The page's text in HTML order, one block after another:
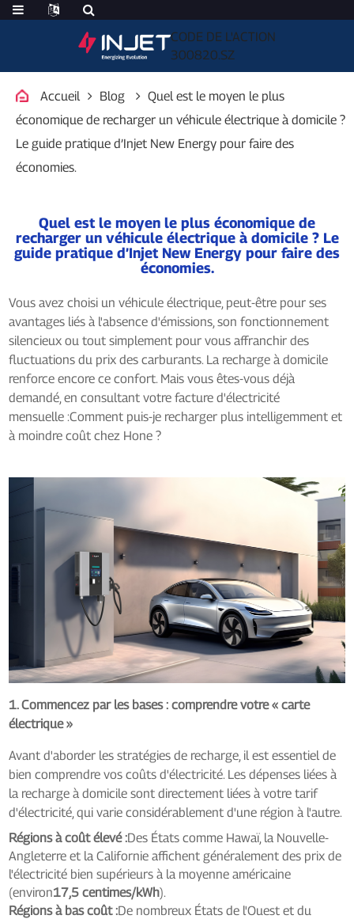
CODE DE L'ACTION
300820.SZ
Accueil Blog
Quel est le moyen le plus
économique de recharger un véhicule électrique à domicile ?
Le guide pratique d’Injet New Energy pour faire des
économies.
Quel est le moyen le plus économique de
recharger un véhicule électrique à domicile ? Le
guide pratique d’Injet New Energy pour faire des
économies.
Vous avez choisi un véhicule électrique, peut-être pour ses
avantages liés à l'absence d'émissions, son fonctionnement
silencieux ou tout simplement pour vous affranchir des
fluctuations du prix des carburants. La recharge à domicile
renforce encore ce confort. Mais vous êtes-vous déjà
demandé, en consultant votre facture d'électricité
mensuelle :Comment puis-je recharger plus intelligemment et
à moindre coût chez Hone ?
1. Commencez par les bases : comprendre votre « carte
électrique »
Avant d'aborder les stratégies de recharge, il est essentiel de
bien comprendre vos coûts d'électricité. Les dépenses liées à
la recharge à domicile sont directement liées à votre tarif
d'électricité, qui varie considérablement d'une région à l'autre.
Régions à coût élevé :Des États comme Hawaï, la Nouvelle-
Angleterre et la Californie affichent généralement des prix de
l'électricité bien supérieurs à la moyenne américaine
(environ17,5 centimes/kWh).
Régions à bas coût :De nombreux États de l'Ouest et du